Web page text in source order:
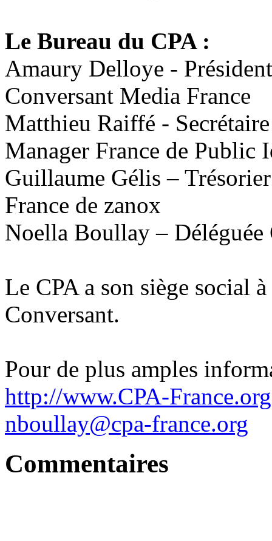
Le Bureau du CPA :
Amaury Delloye -
Conversant Media France
Matthieu Raiffé -
Manager France de Public
Guillaume Gélis –
France de zanox
Noella Boullay – Déléguée
Le CPA a son siège social
Conversant.
Pour de plus amples
http://www.CPA-France.org
nboullay@cpa-france.org
Commentaires